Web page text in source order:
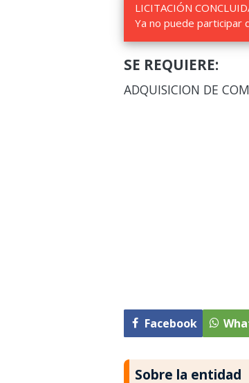
LICITACIÓN
Ya no puede participar
SE REQUIERE:
ADQUISICION DE
Facebook
Sobre la entidad